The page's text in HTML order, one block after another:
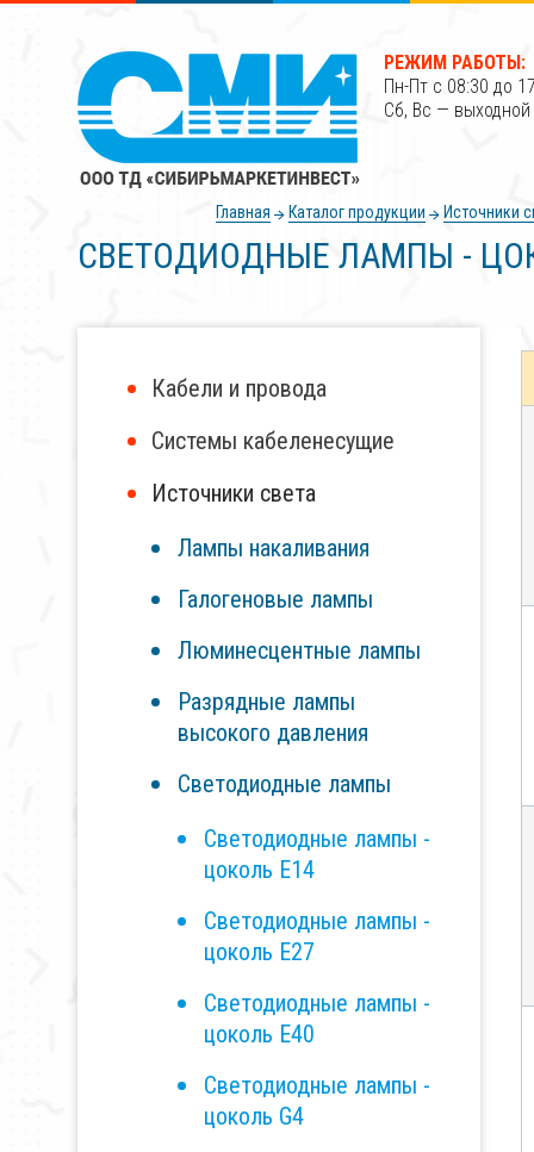
РЕЖИМ РАБОТЫ:
Пн-Пт с 08:30 до
Сб, Вс — выходной
Главная Каталог продукции Источники
СВЕТОДИОДНЫЕ ЛАМПЫ -
Кабели и провода
Системы кабеленесущие
Источники света
Лампы накаливания
Галогеновые лампы
Люминесцентные лампы
Разрядные лампы
высокого давления
Светодиодные лампы
Светодиодные лампы -
цоколь Е14
Светодиодные лампы -
цоколь E27
Светодиодные лампы -
цоколь Е40
Светодиодные лампы -
цоколь G4